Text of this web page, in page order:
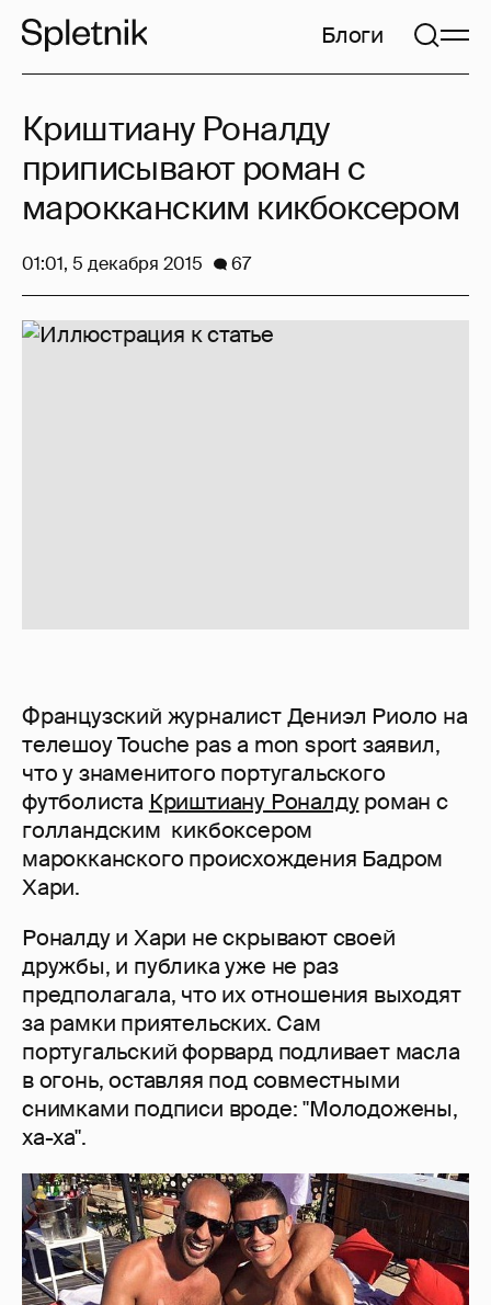
Блоги
Французский журналист Дениэл Риоло на
телешоу Touche pas a mon sport заявил,
что у знаменитого португальского
футболиста Криштиану Роналдуроман с
голландским кикбоксером
марокканского происхождения Бадром
Хари.
Роналду и Хари не скрывают своей
дружбы, и публика уже не раз
предполагала, что их отношения выходят
за рамки приятельских. Сам
португальский форвард подливает масла
в огонь, оставляя под совместными
снимками подписи вроде: "Молодожены,
ха-ха".
Криштиану Роналду
приписывают роман с
марокканским кикбоксером
01:01, 5 декабря 2015 67